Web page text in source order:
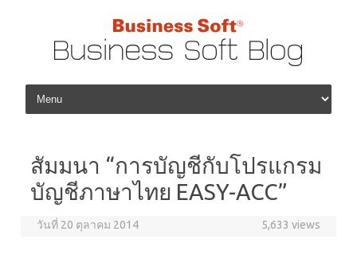
Skip to content
สัมมนา “การบัญชีกับโปรแกรม
บัญชีภาษาไทย EASY-ACC”
วันที่ 20 ตุลาคม 2014 5,633 views